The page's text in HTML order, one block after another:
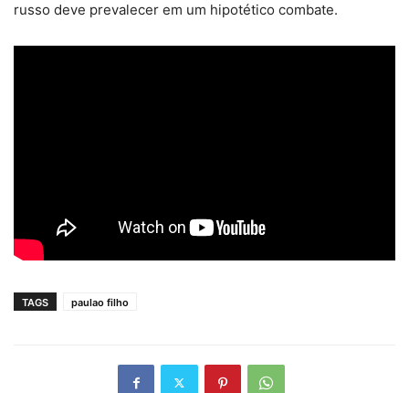
russo deve prevalecer em um hipotético combate.
TAGS paulao filho